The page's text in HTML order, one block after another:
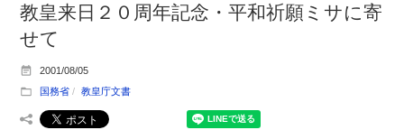
教皇来日２０周年記念・平和祈願ミサに寄
せて
2001/08/05
国務省
教皇庁文書